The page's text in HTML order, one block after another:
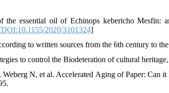
essential oil of Echinops kebericho Mesfin:
DOI:10.1155/2020/3101324]
to written sources from the 6th century to
to control the Biodeteration of cultural
N, et al. Accelerated Aging of Paper: Can